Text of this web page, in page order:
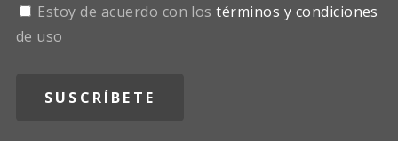
Estoy de acuerdo con lostérminos y condiciones
de uso